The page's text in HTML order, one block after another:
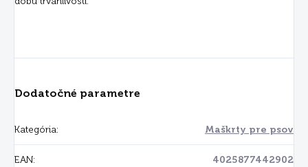
Dodatočné parametre
Kategória: Maškrty pre psov
EAN: 4025877442902